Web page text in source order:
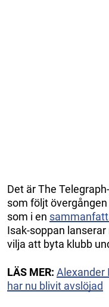
Det är The
som följt
som i en
Isak-soppan
vilja att byta klubb
LÄS MER: Alexander
har nu blivit avslöjad